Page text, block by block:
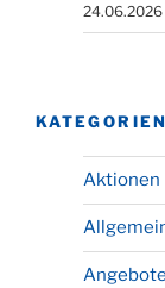
24.06.2026
KATEGORIEN
Aktionen
Angebote